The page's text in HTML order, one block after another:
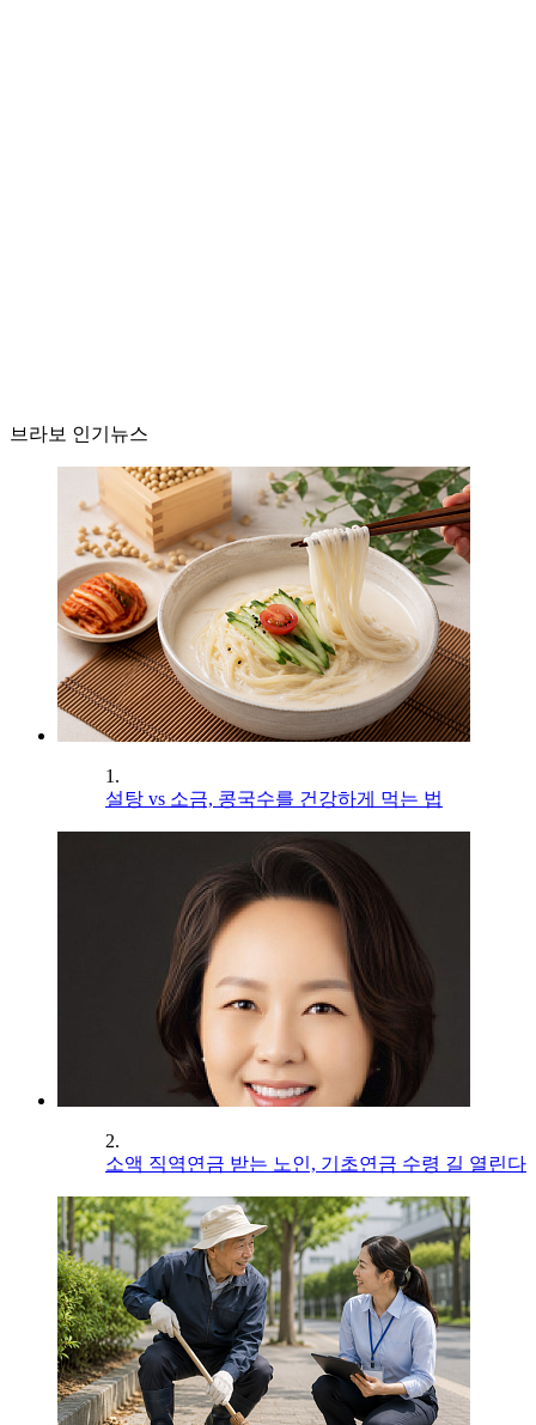
브라보 인기뉴스
1.
설탕 vs 소금, 콩국수를 건강하게 먹는 법
2.
소액 직역연금 받는 노인, 기초연금 수령 길 열린다